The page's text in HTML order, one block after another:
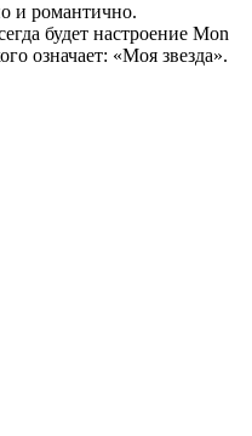
и романтично.
будет настроение Mon
означает: «Моя звезда».